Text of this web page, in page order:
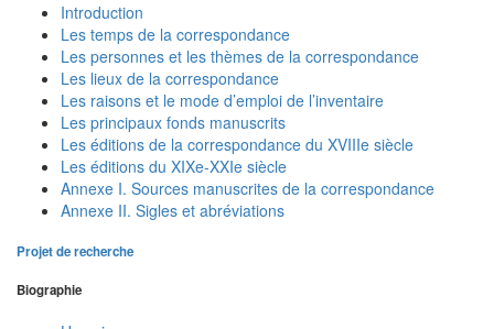
Introduction
Les temps de la correspondance
Les personnes et les thèmes de la correspondance
Les lieux de la correspondance
Les raisons et le mode d’emploi de l’inventaire
Les principaux fonds manuscrits
Les éditions de la correspondance du XVIIIe siècle
Les éditions du XIXe-XXIe siècle
Annexe I. Sources manuscrites de la correspondance
Annexe II. Sigles et abréviations
Projet de recherche
Biographie